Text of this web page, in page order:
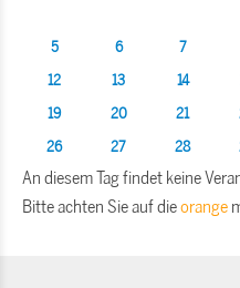
5
6 7
12
13 14
19
20 21
26
27 28
An diesem Tag findet keine
Bitte achten Sie auf dieorange